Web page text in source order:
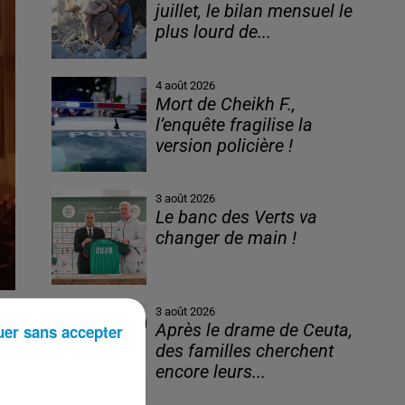
juillet, le bilan mensuel le
plus lourd de...
4 août 2026
Mort de Cheikh F.,
l’enquête fragilise la
version policière !
3 août 2026
Le banc des Verts va
changer de main !
3 août 2026
Après le drame de Ceuta,
des familles cherchent
encore leurs...
sans accepter